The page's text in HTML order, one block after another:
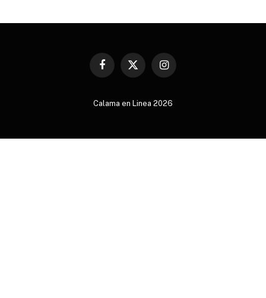
Facebook
X
Instagram
Calama en Linea 2026